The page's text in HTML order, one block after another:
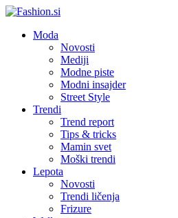
Moda
Novosti
Mediji
Modne piste
Modni insajder
Street Style
Trendi
Trend report
Tips & tricks
Mamin svet
Moški trendi
Lepota
Novosti
Trendi ličenja
Frizure